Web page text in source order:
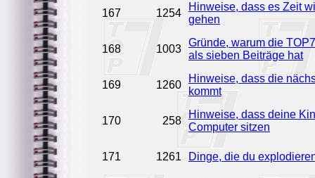
167 1254
Hinweise, dass es Zeit
gehen
168 1003
Gründe, warum die
als sieben Beiträge hat
169 1260
Hinweise, dass die
kommt
170 258
Hinweise, dass deine
Computer sitzen
171 1261 Dinge, die du